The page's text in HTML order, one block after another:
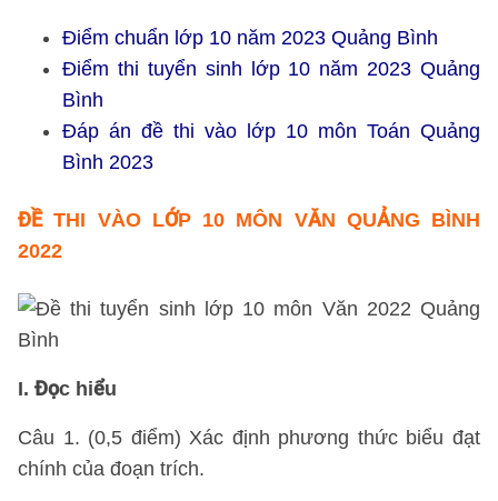
Điểm chuẩn lớp 10 năm 2023 Quảng Bình
Điểm thi tuyển sinh lớp 10 năm 2023 Quảng
Bình
Đáp án đề thi vào lớp 10 môn Toán Quảng
Bình 2023
ĐỀ THI VÀO LỚP 10 MÔN VĂN QUẢNG BÌNH
2022
I. Đọc hiểu
Câu 1. (0,5 điểm) Xác định phương thức biểu đạt
chính của đoạn trích.